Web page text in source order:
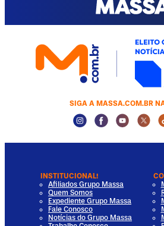
SIGA A MASSA.COM.BR
Instagram Social
Facebook
INSTITUCIONAL!
Afiliados Grupo Massa
Quem Somos
Expediente Grupo Massa
Fale Conosco
Notícias do Grupo Massa